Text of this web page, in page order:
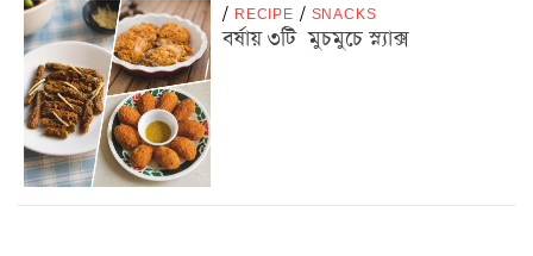
/ RECIPE / SNACKS
বর্ষায় ৩টি মুচমুচে স্ন্যাক্স